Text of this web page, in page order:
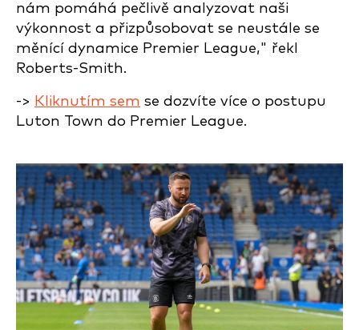
nám pomáhá pečlivě analyzovat naši
výkonnost a přizpůsobovat se neustále se
měnící dynamice Premier League," řekl
Roberts-Smith.
-> Kliknutím sem se dozvíte více o postupu
Luton Town do Premier League.